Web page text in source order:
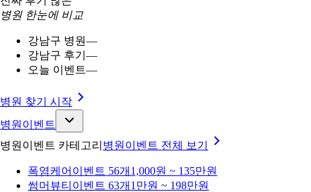
병원 한눈에 비교
강남구 병원—
강남구 후기 —
오늘 이벤트—
병원 찾기 시작
병원이벤트
병원이벤트 카테고리 병원이벤트 전체 보기
폭염케어 이벤트 56개 1,000원 ~ 135만원
썸머뷰티 이벤트 63개 1만원 ~ 198만원